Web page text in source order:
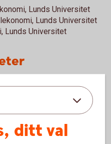
Lunds Universitet
Lunds Universitet
Lunds Universitet
Ekonomisk Analys
Skuldförvaltning,
Treasury, Nordea
för Finansiell Stabilitet,
ditt val